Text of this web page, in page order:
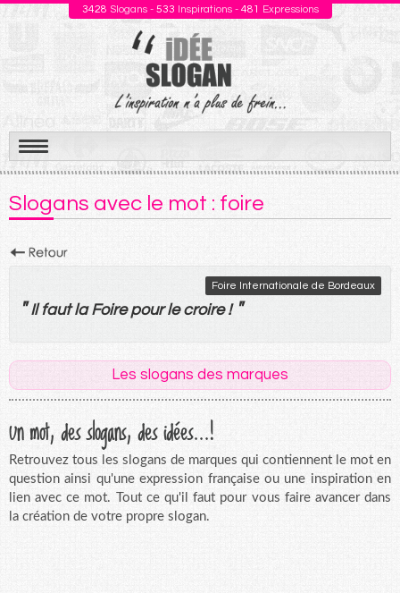
3428 Slogans - 533 Inspirations - 481 Expressions
Aller
au
contenu
Slogans avec le mot : foire
Foire Internationale de Bordeaux
" Il faut la Foire pour le croire! "
Les slogans des marques
Un mot, des slogans, des idées...!
Retrouvez tous les slogans de marques qui contiennent le mot en
question ainsi qu'une expression française ou une inspiration en
lien avec ce mot. Tout ce qu'il faut pour vous faire avancer dans
la création de votre propre slogan.